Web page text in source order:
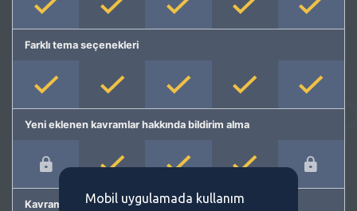
Farklı tema seçenekleri
Yeni eklenen kavramlar hakkında bildirim alma
Kavram önermeMobil uygulamada kullanım